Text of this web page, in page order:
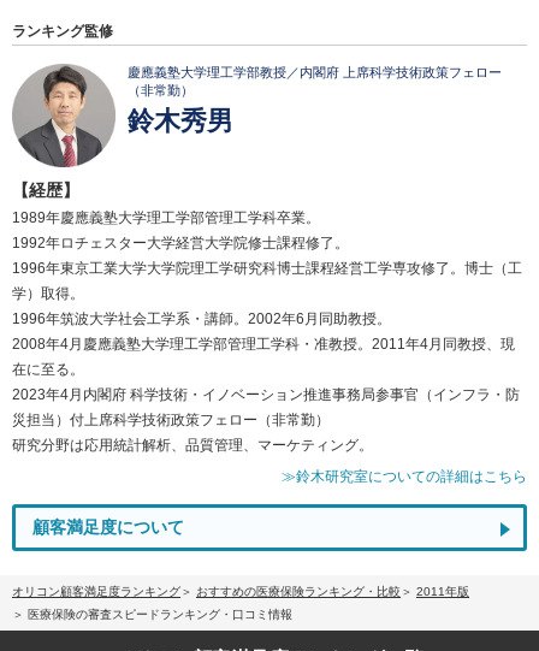
ランキング監修
慶應義塾大学理工学部教授／内閣府 上席科学技術政策フェロー
（非常勤）
鈴木秀男
【経歴】
1989年慶應義塾大学理工学部管理工学科卒業。
1992年ロチェスター大学経営大学院修士課程修了。
1996年東京工業大学大学院理工学研究科博士課程経営工学専攻修了。博士（工
学）取得。
1996年筑波大学社会工学系・講師。2002年6月同助教授。
2008年4月慶應義塾大学理工学部管理工学科・准教授。2011年4月同教授、現
在に至る。
2023年4月内閣府 科学技術・イノベーション推進事務局参事官（インフラ・防
災担当）付上席科学技術政策フェロー（非常勤）
研究分野は応用統計解析、品質管理、マーケティング。
≫鈴木研究室についての詳細はこちら
顧客満足度について
オリコン顧客満足度ランキング おすすめの医療保険ランキング・比較
2011年版
医療保険の審査スピードランキング・口コミ情報